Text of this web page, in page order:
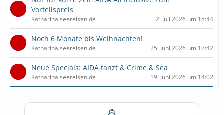
Vorteilspreis
Katharina seereisen.de 2. Juli 2026 um 18:44
Noch 6 Monate bis Weihnachten!
Katharina seereisen.de 25. Juni 2026 um 12:42
Neue Specials: AIDA tanzt & Crime & Sea
Katharina seereisen.de 19. Juni 2026 um 14:02